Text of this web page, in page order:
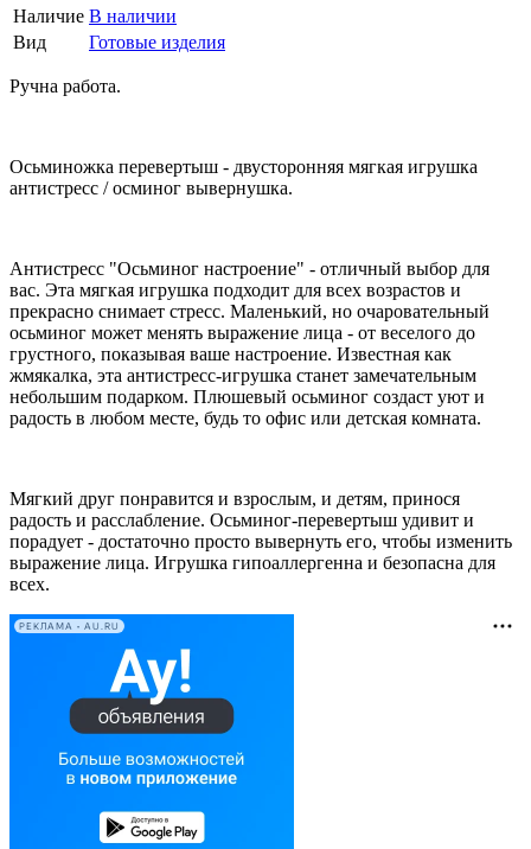
Наличие В наличии
Вид
Готовые изделия
Ручна работа.
Осьминожка перевертыш - двусторонняя мягкая игрушка
антистресс / осминог вывернушка.
Антистресс "Осьминог настроение" - отличный выбор для
вас. Эта мягкая игрушка подходит для всех возрастов и
прекрасно снимает стресс. Маленький, но очаровательный
осьминог может менять выражение лица - от веселого до
грустного, показывая ваше настроение. Известная как
жмякалка, эта антистресс-игрушка станет замечательным
небольшим подарком. Плюшевый осьминог создаст уют и
радость в любом месте, будь то офис или детская комната.
Мягкий друг понравится и взрослым, и детям, принося
радость и расслабление. Осьминог-перевертыш удивит и
порадует - достаточно просто вывернуть его, чтобы изменить
выражение лица. Игрушка гипоаллергенна и безопасна для
всех.
РЕКЛАМА • AU.RU